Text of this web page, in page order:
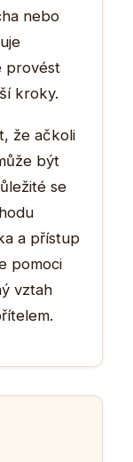
nebo
provést
kroky.
že ačkoli
být
se
a přístup
pomoci
vztah